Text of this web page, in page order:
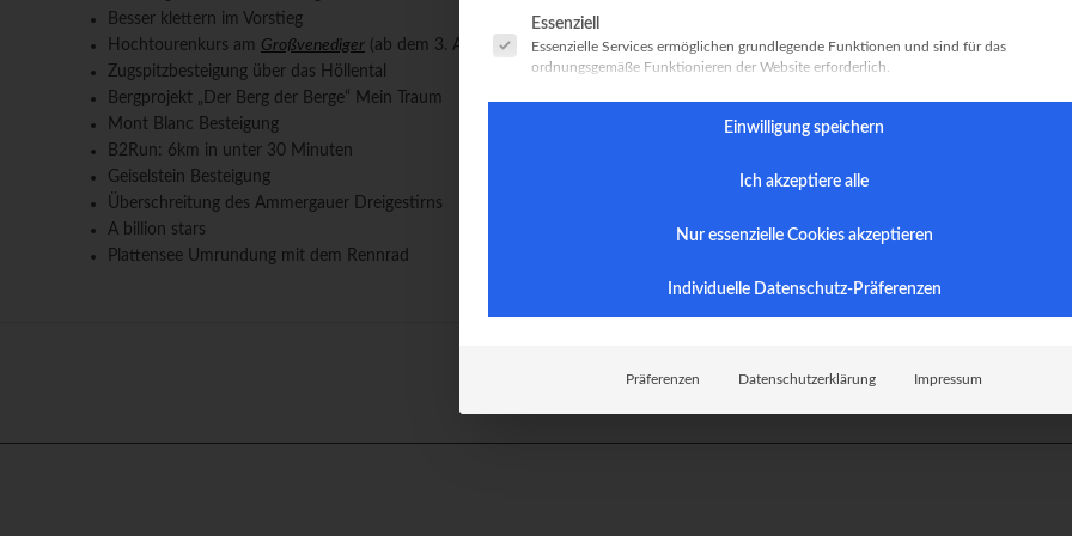
Besser klettern im Vorstieg
Hochtourenkurs am Großvenediger (ab dem 3. August 2018)
Zugspitzbesteigung über das Höllental
Bergprojekt „Der Berg der Berge“ Mein Traum
Mont Blanc Besteigung
B2Run: 6km in unter 30 Minuten
Geiselstein Besteigung
Überschreitung des Ammergauer Dreigestirns
A billion stars
Plattensee Umrundung mit dem Rennrad
Es folgt eine Liste der Service-Gruppen, für die eine Einwilligung erteilt
Essenziell
Essenzielle Services ermöglichen grundlegende Funktionen und sind für das
ordnungsgemäße Funktionieren der Website erforderlich.
Einwilligung speichern
Ich akzeptiere alle
Nur essenzielle Cookies akzeptieren
Individuelle Datenschutz-Präferenzen
Präferenzen Datenschutzerklärung Impressum